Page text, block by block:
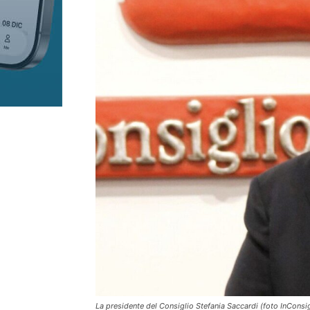
La presidente del Consiglio Stefania Saccardi (foto